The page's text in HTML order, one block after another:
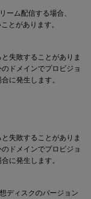
ーム配信する場合、
とがあります。
失敗することがありま
ドメインでプロビジョ
に発生します。
失敗することがありま
ドメインでプロビジョ
に発生します。
ディスクのバージョン